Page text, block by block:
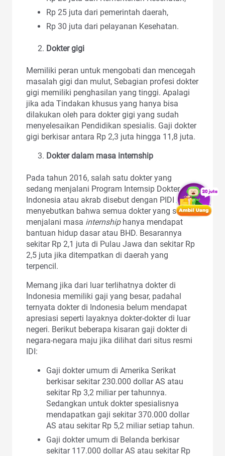
Rp 25 juta dari pemerintah daerah,
Rp 30 juta dari pelayanan Kesehatan.
Dokter gigi
Memiliki peran untuk mengobati dan mencegah
masalah gigi dan mulut, Sebagian profesi dokter
gigi memiliki penghasilan yang tinggi. Apalagi
jika ada Tindakan khusus yang hanya bisa
dilakukan oleh para dokter gigi yang sudah
menyelesaikan Pendidikan spesialis. Gaji dokter
gigi berkisar antara Rp 2,3 juta hingga 11,8 juta.
Dokter dalam masa internship
Pada tahun 2016, salah satu dokter yang
sedang menjalani Program Internsip Dokter
Indonesia atau akrab disebut dengan PIDI
menyebutkan bahwa semua dokter yang sedang
menjalani masa internship hanya mendapat
bantuan hidup dasar atau BHD. Besarannya
sekitar Rp 2,1 juta di Pulau Jawa dan sekitar Rp
2,5 juta jika ditempatkan di daerah yang
terpencil.
Memang jika dari luar terlihatnya dokter di
Indonesia memiliki gaji yang besar, padahal
ternyata dokter di Indonesia belum mendapat
apresiasi seperti layaknya dokter-dokter di luar
negeri. Berikut beberapa kisaran gaji dokter di
negara-negara maju jika dilihat dari situs resmi
IDI:
Gaji dokter umum di Amerika Serikat
berkisar sekitar 230.000 dollar AS atau
sekitar Rp 3,2 miliar per tahunnya.
Sedangkan untuk dokter spesialisnya
mendapatkan gaji sekitar 370.000 dollar
AS atau sekitar Rp 5,2 miliar setiap tahun.
Gaji dokter umum di Belanda berkisar
sekitar 117.000 dollar AS atau sekitar Rp